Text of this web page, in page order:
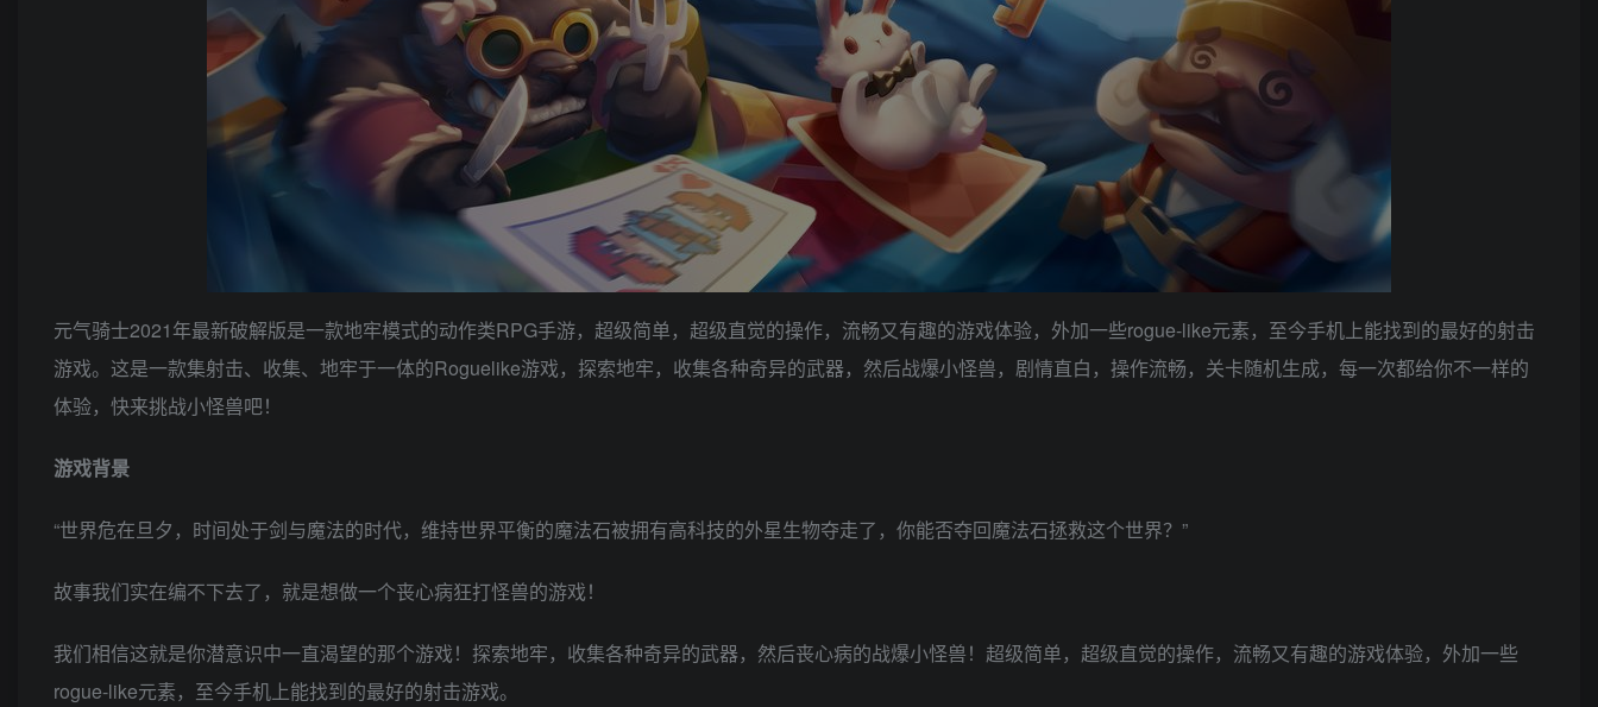
元气骑士2021年最新破解版是一款地牢模式的动作类RPG手游，超级简单，超级直觉的操作，流畅又有趣的游戏体验，外加一些rogue-like元素，至今手机上能找到的最好的射击
游戏。这是一款集射击、收集、地牢于一体的Roguelike游戏，探索地牢，收集各种奇异的武器，然后战爆小怪兽，剧情直白，操作流畅，关卡随机生成，每一次都给你不一样的
体验，快来挑战小怪兽吧！
游戏背景
“世界危在旦夕，时间处于剑与魔法的时代，维持世界平衡的魔法石被拥有高科技的外星生物夺走了，你能否夺回魔法石拯救这个世界？”
故事我们实在编不下去了，就是想做一个丧心病狂打怪兽的游戏！
我们相信这就是你潜意识中一直渴望的那个游戏！探索地牢，收集各种奇异的武器，然后丧心病的战爆小怪兽！超级简单，超级直觉的操作，流畅又有趣的游戏体验，外加一些
rogue-like元素，至今手机上能找到的最好的射击游戏。